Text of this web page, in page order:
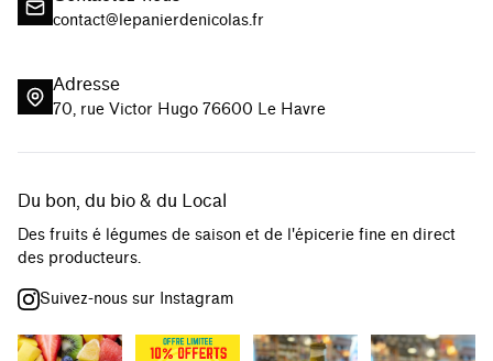
contact@lepanierdenicolas.fr
Adresse
70, rue Victor Hugo 76600 Le Havre
Du bon, du bio & du Local
Des fruits é légumes de saison et de l'épicerie fine en direct
des producteurs.
Suivez-nous sur Instagram